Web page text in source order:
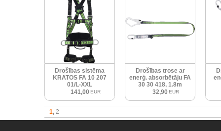
Drošības sistēma
KRATOS FA 10 207
01/L-XXL
141,00 EUR
Drošības trose ar
enerģ. absorbētāju FA
30 30 418, 1.8m
32,90 EUR
1 2